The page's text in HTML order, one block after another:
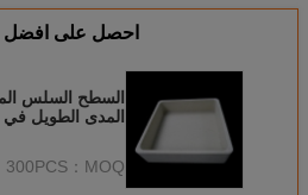
احصل على
السطح السلس
المدى الطويل في
MOQ：
300PCS